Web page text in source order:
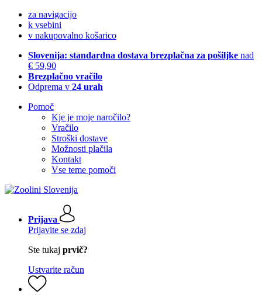
za navigacijo
k vsebini
v nakupovalno košarico
Slovenija: standardna dostava brezplačna za pošiljke nad
€ 59,90
Brezplačno vračilo
Odprema v 24 urah
Pomoč
Kje je moje naročilo?
Vračilo
Stroški dostave
Možnosti plačila
Kontakt
Vse teme pomoči
Prijava
Prijavite se zdaj
Ste tukaj prvič?
Ustvarite račun